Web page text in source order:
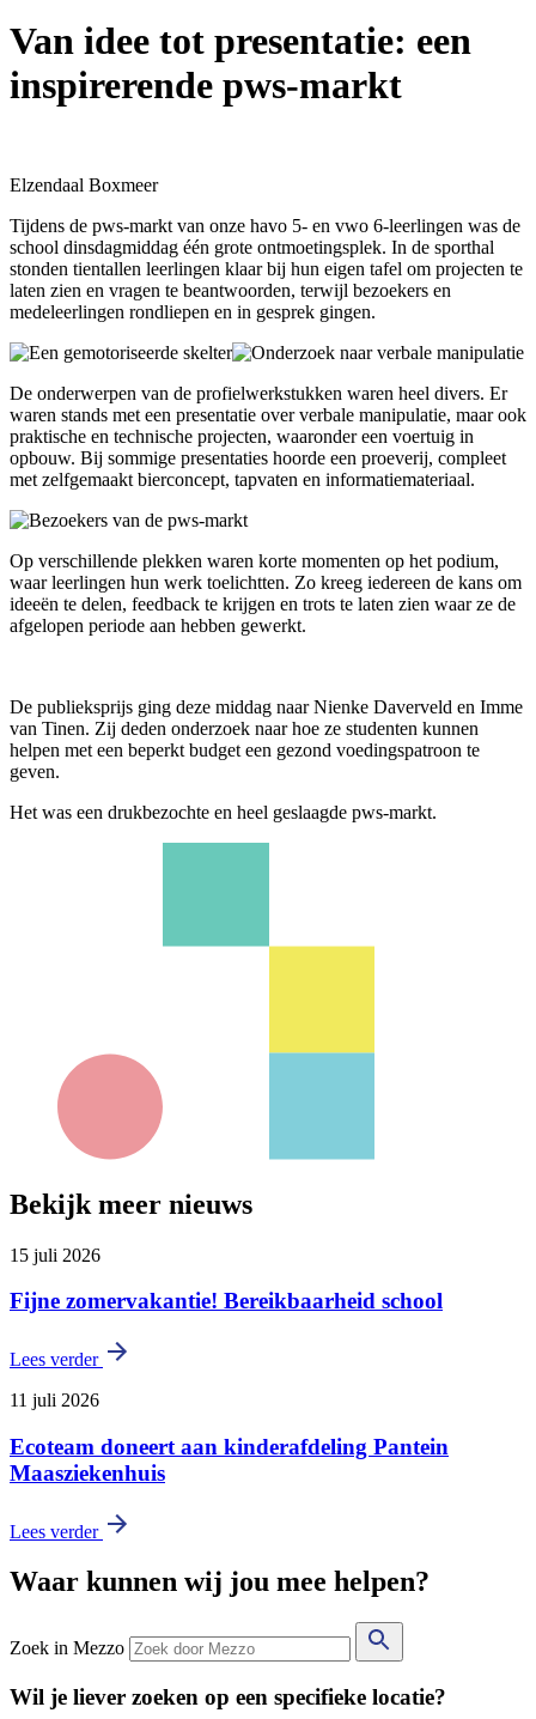
Van idee tot presentatie: een
inspirerende pws-markt
Elzendaal Boxmeer
Tijdens de pws-markt van onze havo 5- en vwo 6-leerlingen was de
school dinsdagmiddag één grote ontmoetingsplek. In de sporthal
stonden tientallen leerlingen klaar bij hun eigen tafel om projecten te
laten zien en vragen te beantwoorden, terwijl bezoekers en
medeleerlingen rondliepen en in gesprek gingen.
De onderwerpen van de profielwerkstukken waren heel divers. Er
waren stands met een presentatie over verbale manipulatie, maar ook
praktische en technische projecten, waaronder een voertuig in
opbouw. Bij sommige presentaties hoorde een proeverij, compleet
met zelfgemaakt bierconcept, tapvaten en informatiemateriaal.
Op verschillende plekken waren korte momenten op het podium,
waar leerlingen hun werk toelichtten. Zo kreeg iedereen de kans om
ideeën te delen, feedback te krijgen en trots te laten zien waar ze de
afgelopen periode aan hebben gewerkt.
De publieksprijs ging deze middag naar Nienke Daverveld en Imme
van Tinen. Zij deden onderzoek naar hoe ze studenten kunnen
helpen met een beperkt budget een gezond voedingspatroon te
geven.
Het was een drukbezochte en heel geslaagde pws-markt.
Bekijk meer nieuws
15 juli 2026
Fijne zomervakantie! Bereikbaarheid school
Lees verder
11 juli 2026
Ecoteam doneert aan kinderafdeling Pantein
Maasziekenhuis
Lees verder
Waar kunnen wij jou mee helpen?
Zoek in Mezzo
Wil je liever zoeken op een specifieke locatie?